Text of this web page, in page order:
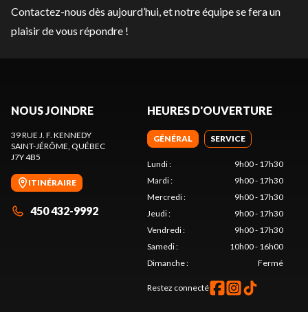
Contactez-nous dès aujourd’hui, et notre équipe se fera un
plaisir de vous répondre !
NOUS JOINDRE
39 RUE J. F. KENNEDY
SAINT-JÉRÔME, QUÉBEC
J7Y 4B5
ITINÉRAIRE
450 432-9992
HEURES D'OUVERTURE
GÉNÉRAL SERVICE
Lundi:
9h00 - 17h30
Mardi:
9h00 - 17h30
Mercredi:
9h00 - 17h30
Jeudi:
9h00 - 17h30
Vendredi:
9h00 - 17h30
Samedi:
10h00 - 16h00
Dimanche: Fermé
Restez connecté